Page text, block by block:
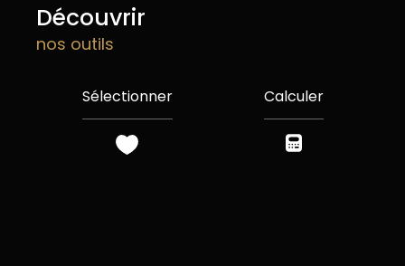
découvrir
nos outils
Sélectionner Calculer